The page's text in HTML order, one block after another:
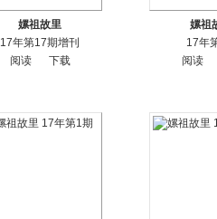
嫘祖故里
17年第17期增刊
阅读
下载
嫘祖
17年
阅读